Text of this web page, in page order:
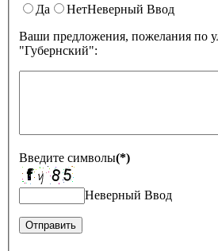
Да НетНеверный Ввод
Ваши предложения, пожелания по
"Губернский":
Введите символы(*)
Неверный Ввод